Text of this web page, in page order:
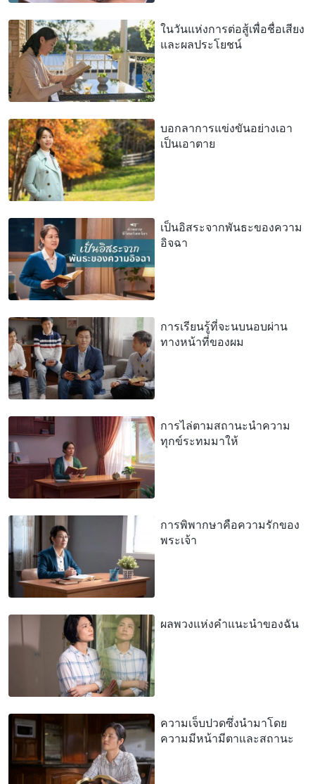
ในวันแห่งการต่อสู้เพื่อชื่อเสียง
และผลประโยชน์
บอกลาการแข่งขันอย่างเอา
เป็นเอาตาย
เป็นอิสระจากพันธะของความ
อิจฉา
การเรียนรู้ที่จะนบนอบผ่าน
ทางหน้าที่ของผม
การไล่ตามสถานะนำความ
ทุกข์ระทมมาให้
การพิพากษาคือความรักของ
พระเจ้า
ผลพวงแห่งคำแนะนำของฉัน
ความเจ็บปวดซึ่งนำมาโดย
ความมีหน้ามีตาและสถานะ